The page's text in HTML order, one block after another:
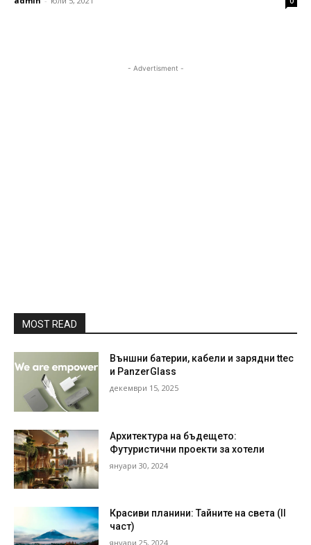
- Advertisment -
MOST READ
Външни батерии, кабели и зарядни ttec
и PanzerGlass
декември 15, 2025
Архитектура на бъдещето:
Футуристични проекти за хотели
януари 30, 2024
Красиви планини: Тайните на света (II
част)
януари 25, 2024